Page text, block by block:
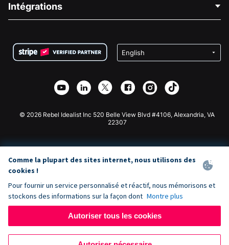
Carrières
Confidentialité
Partenariat d'affiliation
Bibliothèque
Collecte de fonds médicale
Collecte de fonds caritative
Intégrations
Plugin de don Wix
Application de don Webflow
Don Joomla
© 2026 Rebel Idealist Inc 520 Belle View Blvd #4106, Alexandria, VA
22307
Comme la plupart des sites internet, nous utilisons des
cookies !
Pour fournir un service personnalisé et réactif, nous mémorisons et
stockons des informations sur la façon dont Montre plus
Autoriser tous les cookies